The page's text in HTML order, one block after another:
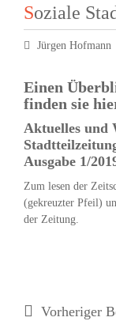
Soziale
Jürgen Hofmann
Einen
finden sie
Aktuelles und
Ausgabe 1/
Zum lesen der
(gekreuzter Pfeil)
der Zeitung.
Vorheriger